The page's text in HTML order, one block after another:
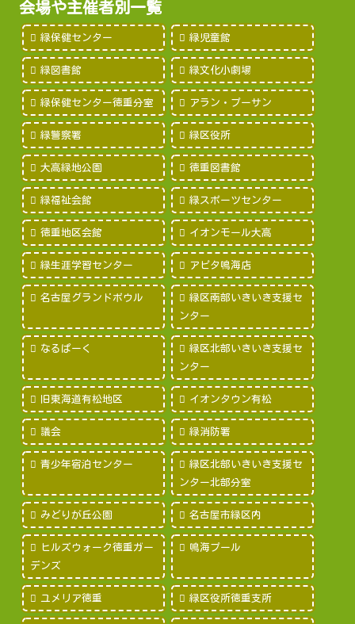
会場や主催者別一覧
緑保健センター 緑児童館
緑図書館 緑文化小劇場
緑保健センター徳重分室 アラン・プーサン
緑警察署 緑区役所
大高緑地公園 徳重図書館
緑福祉会館 緑スポーツセンター
徳重地区会館 イオンモール大高
緑生涯学習センター アピタ鳴海店
名古屋グランドボウル
緑区南部いきいき支援セ
ンター
なるぱーく
緑区北部いきいき支援セ
ンター
旧東海道有松地区 イオンタウン有松
議会 緑消防署
青少年宿泊センター
緑区北部いきいき支援セ
ンター北部分室
みどりが丘公園 名古屋市緑区内
ヒルズウォーク徳重ガー
デンズ
鳴海プール
ユメリア徳重 緑区役所徳重支所